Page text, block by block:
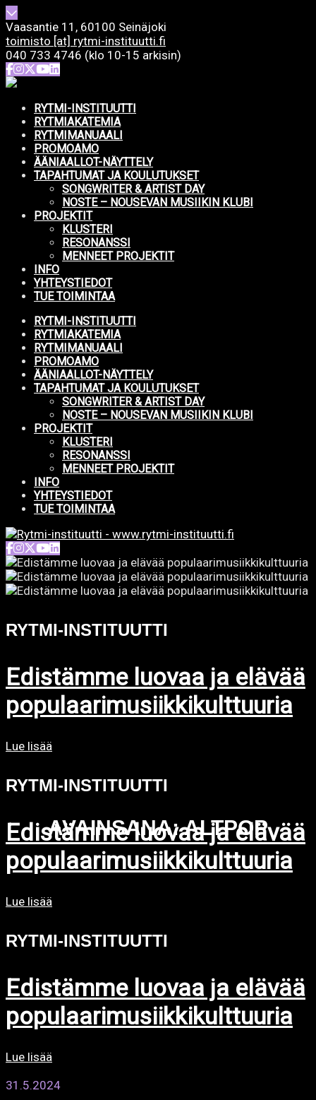
Vaasantie 11, 60100 Seinäjoki
toimisto [at] rytmi-instituutti.fi
040 733 4746 (klo 10-15 arkisin)
RYTMI-INSTITUUTTI
RYTMIAKATEMIA
RYTMIMANUAALI
PROMOAMO
ÄÄNIAALLOT-NÄYTTELY
TAPAHTUMAT JA KOULUTUKSET
SONGWRITER & ARTIST DAY
NOSTE – NOUSEVAN MUSIIKIN KLUBI
PROJEKTIT
KLUSTERI
RESONANSSI
MENNEET PROJEKTIT
INFO
YHTEYSTIEDOT
TUE TOIMINTAA
RYTMI-INSTITUUTTI
RYTMIAKATEMIA
RYTMIMANUAALI
PROMOAMO
ÄÄNIAALLOT-NÄYTTELY
TAPAHTUMAT JA KOULUTUKSET
SONGWRITER & ARTIST DAY
NOSTE – NOUSEVAN MUSIIKIN KLUBI
PROJEKTIT
KLUSTERI
RESONANSSI
MENNEET PROJEKTIT
INFO
YHTEYSTIEDOT
TUE TOIMINTAA
RYTMI-INSTITUUTTI
Edistämme luovaa ja elävää
populaarimusiikkikulttuuria
Lue lisää
RYTMI-INSTITUUTTI
Edistämme luovaa ja elävää
populaarimusiikkikulttuuria
Lue lisää
RYTMI-INSTITUUTTI
Edistämme luovaa ja elävää
populaarimusiikkikulttuuria
Lue lisää
AVAINSANA: ALTPOP
31.5.2024